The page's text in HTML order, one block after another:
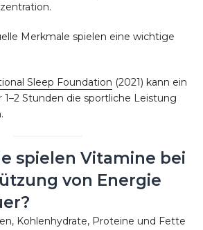
Merkmale spielen eine wichtige
Sleep Foundation (2021) kann ein
Stunden die sportliche Leistung
spielen Vitamine bei
von Energie
Kohlenhydrate, Proteine und Fette